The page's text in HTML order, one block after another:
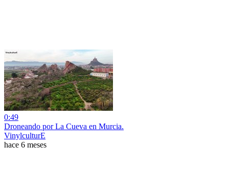
0:49
Droneando por La Cueva en Murcia.
VinylculturE
hace 6 meses